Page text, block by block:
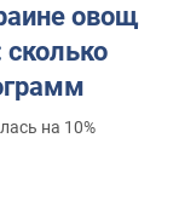
овощ
на 10%